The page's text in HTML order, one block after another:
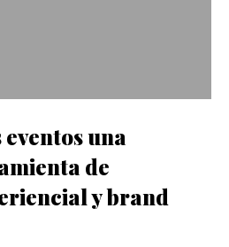
una
de
y brand